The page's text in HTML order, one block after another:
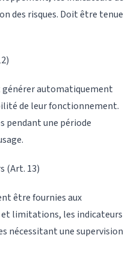
des risques. Doit être tenue
générer automatiquement
de leur fonctionnement.
pendant une période
(Art. 13)
être fournies aux
limitations, les indicateurs
nécessitant une supervision